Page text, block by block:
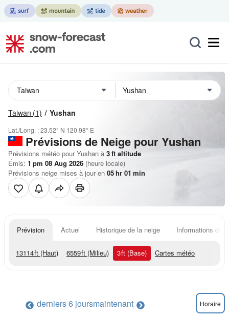
Taiwan (1) Yushan
Lat./Long. :23.52° N 120.98° E
Prévisions de Neige pour Yushan
Prévisions météo pour Yushan à 3ft altitude
Émis: 1 pm 08 Aug 2026 (heure locale)
Prévisions neige mises à jour en 05hr 01 min
Prévision Actuel Historique de la neige Informations du
13114ft (Haut) 6559ft (Milieu) 3ft (Base) Cartes météo
derniers 6 joursmaintenant Horaire